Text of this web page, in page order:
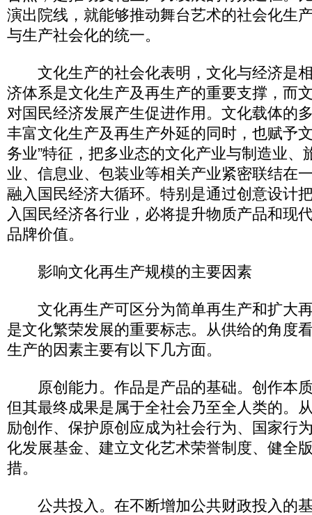
演出院线，就能够推动舞台艺术的社会化生
与生产社会化的统一。
文化生产的社会化表明，文化与经济是
济体系是文化生产及再生产的重要支撑，而
对国民经济发展产生促进作用。文化载体的
丰富文化生产及再生产外延的同时，也赋予
务业”特征，把多业态的文化产业与制造业、
业、信息业、包装业等相关产业紧密联结在
融入国民经济大循环。特别是通过创意设计
入国民经济各行业，必将提升物质产品和现
品牌价值。
影响文化再生产规模的主要因素
文化再生产可区分为简单再生产和扩大
是文化繁荣发展的重要标志。从供给的角度
生产的因素主要有以下几方面。
原创能力。作品是产品的基础。创作本
但其最终成果是属于全社会乃至全人类的。
励创作、保护原创应成为社会行为、国家行
化发展基金、建立文化艺术荣誉制度、健全
措。
公共投入。在不断增加公共财政投入的